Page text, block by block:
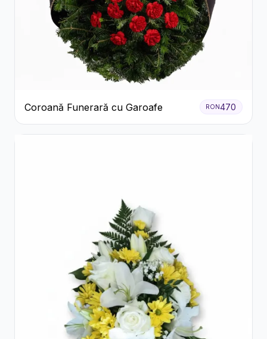
Coroană Funerară cu Garoafe RON470